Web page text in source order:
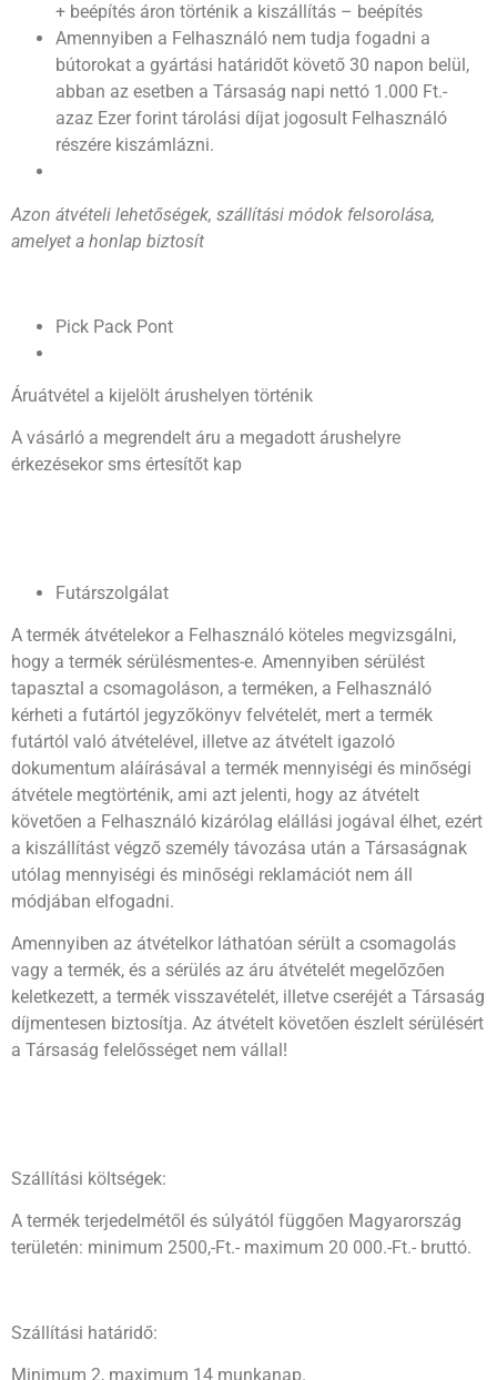
+ beépítés áron történik a kiszállítás – beépítés
Amennyiben a Felhasználó nem tudja fogadni a
bútorokat a gyártási határidőt követő 30 napon belül,
abban az esetben a Társaság napi nettó 1.000 Ft.-
azaz Ezer forint tárolási díjat jogosult Felhasználó
részére kiszámlázni.
Azon átvételi lehetőségek, szállítási módok felsorolása,
amelyet a honlap biztosít
Pick Pack Pont
Áruátvétel a kijelölt árushelyen történik
A vásárló a megrendelt áru a megadott árushelyre
érkezésekor sms értesítőt kap
Futárszolgálat
A termék átvételekor a Felhasználó köteles megvizsgálni,
hogy a termék sérülésmentes-e. Amennyiben sérülést
tapasztal a csomagoláson, a terméken, a Felhasználó
kérheti a futártól jegyzőkönyv felvételét, mert a termék
futártól való átvételével, illetve az átvételt igazoló
dokumentum aláírásával a termék mennyiségi és minőségi
átvétele megtörténik, ami azt jelenti, hogy az átvételt
követően a Felhasználó kizárólag elállási jogával élhet, ezért
a kiszállítást végző személy távozása után a Társaságnak
utólag mennyiségi és minőségi reklamációt nem áll
módjában elfogadni.
Amennyiben az átvételkor láthatóan sérült a csomagolás
vagy a termék, és a sérülés az áru átvételét megelőzően
keletkezett, a termék visszavételét, illetve cseréjét a Társaság
díjmentesen biztosítja. Az átvételt követően észlelt sérülésért
a Társaság felelősséget nem vállal!
Szállítási költségek:
A termék terjedelmétől és súlyától függően Magyarország
területén: minimum 2500,-Ft.- maximum 20 000.-Ft.- bruttó.
Szállítási határidő:
Minimum 2, maximum 14 munkanap.